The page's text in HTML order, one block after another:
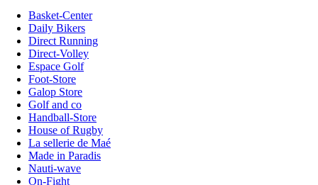
Basket-Center
Daily Bikers
Direct Running
Direct-Volley
Espace Golf
Foot-Store
Galop Store
Golf and co
Handball-Store
House of Rugby
La sellerie de Maé
Made in Paradis
Nauti-wave
On-Fight